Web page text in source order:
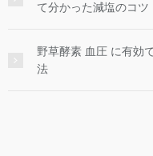
て分かった減塩のコツ
野草酵素 血圧 に有効
法